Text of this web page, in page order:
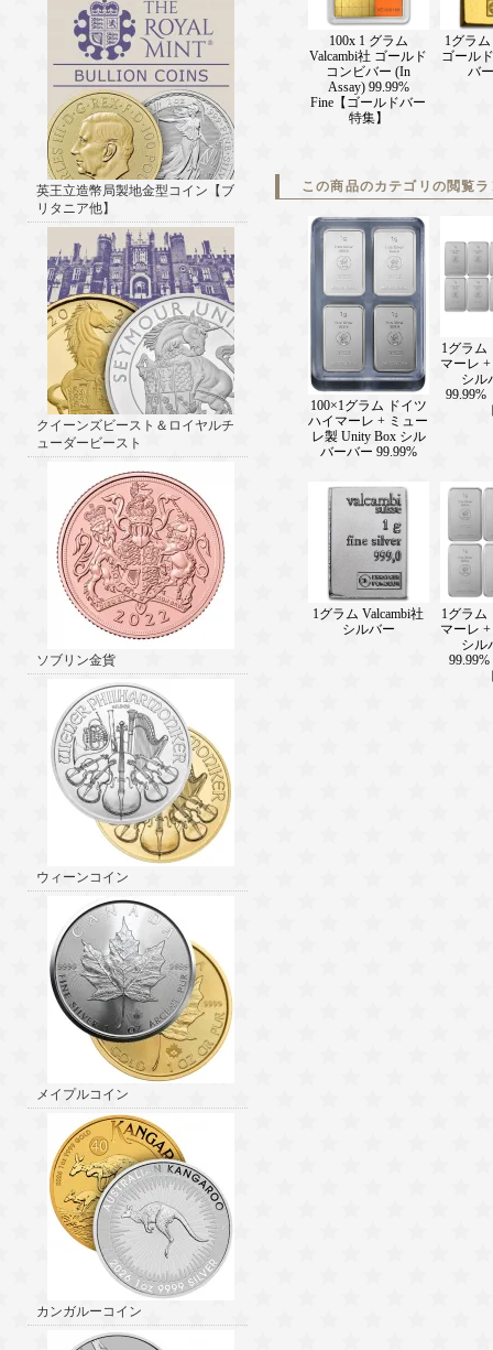
英王立造幣局製地金型コイン【ブ
リタニア他】
クイーンズビースト＆ロイヤルチ
ューダービースト
ソブリン金貨
ウィーンコイン
メイプルコイン
カンガルーコイン
100x 1 グラム
Valcambi社 ゴールド
コンビバー (In
Assay) 99.99%
Fine【ゴールドバー
特集】
1グラム
ゴール
バ
この商品のカテゴリの閲覧
100×1グラム ドイツ
ハイマーレ + ミュー
レ製 Unity Box シル
バーバー 99.99%
1グラム
マーレ
シル
99.99%
1グラム Valcambi社
シルバー
1グラム
マーレ
シル